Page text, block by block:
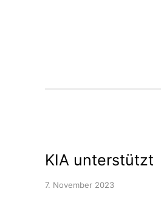
KIA unterstützt
7. November 2023